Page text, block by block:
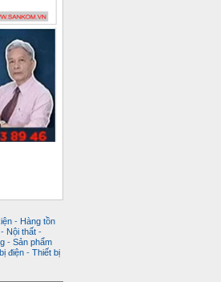
- Hàng tồn
- Nội thất -
- Sản phẩm
điện - Thiết bị